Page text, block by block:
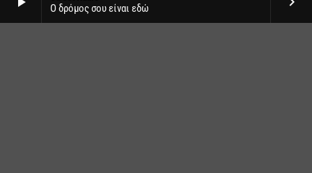
Ο δρόμος σου είναι εδώ